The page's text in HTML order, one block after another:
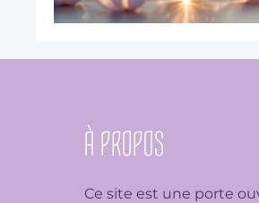
À PROPOS
Ce site est une porte